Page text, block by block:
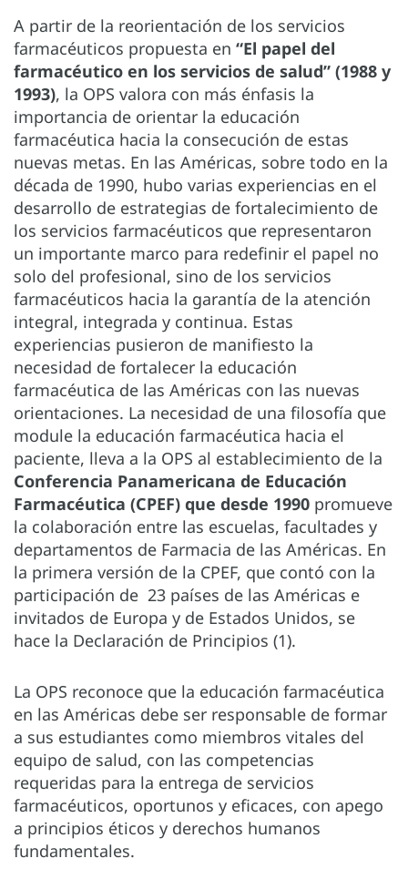
A partir de la reorientación de los servicios
farmacéuticos propuesta en “El papel del
farmacéutico en los servicios de salud” (1988 y
1993), la OPS valora con más énfasis la
importancia de orientar la educación
farmacéutica hacia la consecución de estas
nuevas metas. En las Américas, sobre todo en la
década de 1990, hubo varias experiencias en el
desarrollo de estrategias de fortalecimiento de
los servicios farmacéuticos que representaron
un importante marco para redefinir el papel no
solo del profesional, sino de los servicios
farmacéuticos hacia la garantía de la atención
integral, integrada y continua. Estas
experiencias pusieron de manifiesto la
necesidad de fortalecer la educación
farmacéutica de las Américas con las nuevas
orientaciones. La necesidad de una filosofía que
module la educación farmacéutica hacia el
paciente, lleva a la OPS al establecimiento de la
Conferencia Panamericana de Educación
Farmacéutica (CPEF) que desde 1990 promueve
la colaboración entre las escuelas, facultades y
departamentos de Farmacia de las Américas. En
la primera versión de la CPEF, que contó con la
participación de 23 países de las Américas e
invitados de Europa y de Estados Unidos, se
hace la Declaración de Principios (1).
La OPS reconoce que la educación farmacéutica
en las Américas debe ser responsable de formar
a sus estudiantes como miembros vitales del
equipo de salud, con las competencias
requeridas para la entrega de servicios
farmacéuticos, oportunos y eficaces, con apego
a principios éticos y derechos humanos
fundamentales.